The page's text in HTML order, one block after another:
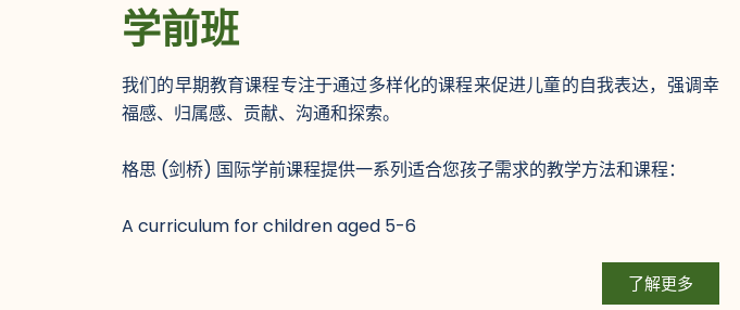
学前班
我们的早期教育课程专注于通过多样化的课程来促进儿童的自我表达，强调幸
福感、归属感、贡献、沟通和探索。
格思 (剑桥) 国际学前课程提供一系列适合您孩子需求的教学方法和课程：
A curriculum for children aged 5-6
了解更多